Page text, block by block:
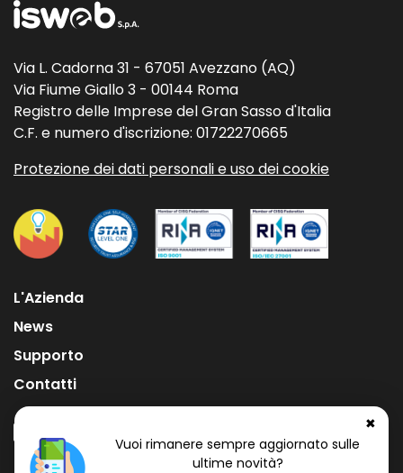
✖
Vuoi rimanere sempre aggiornato sulle
ultime novità?
Via L. Cadorna 31 - 67051 Avezzano (AQ)
Via Fiume Giallo 3 - 00144 Roma
Registro delle Imprese del Gran Sasso d'Italia
C.F. e numero d'iscrizione: 01722270665
Protezione dei dati personali e uso dei cookie
L'Azienda
News
Supporto
Contatti